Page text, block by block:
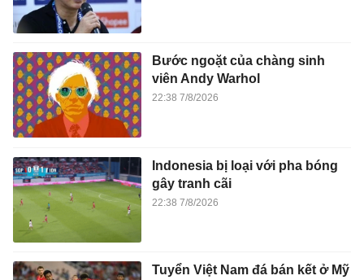
Bước ngoặt của chàng sinh
viên Andy Warhol
22:38 7/8/2026
Indonesia bị loại với pha bóng
gây tranh cãi
22:38 7/8/2026
Tuyển Việt Nam đá bán kết ở Mỹ